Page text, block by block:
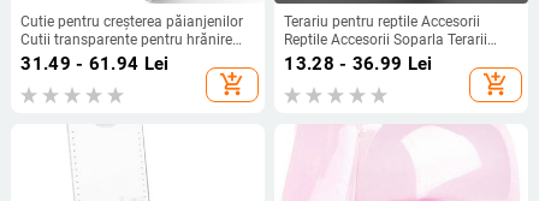
Cutie pentru creșterea păianjenilor
Cutii transparente pentru hrănire
pentru insecte Cutie acrilice pentru
reptile Container pentru reproducere
cu orificiu de ventilație din metal
31.49 - 61.94 Lei
add_shopping_cart
Terariu pentru reptile Accesorii
Reptile Accesorii Soparla Terarii
Boluri Tava incubator oua
13.28 - 36.99 Lei
add_shopping_cart